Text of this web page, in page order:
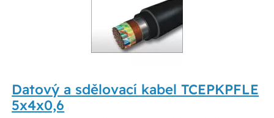
Datový a sdělovací kabel TCEPKPFLE
5x4x0,6